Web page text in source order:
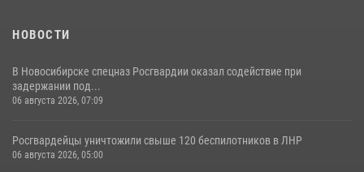
НОВОСТИ
В Новосибирске спецназ Росгвардии оказал содействие при
задержании под...
06 августа 2026, 07:09
Росгвардейцы уничтожили свыше 120 беспилотников в ЛНР
06 августа 2026, 05:00